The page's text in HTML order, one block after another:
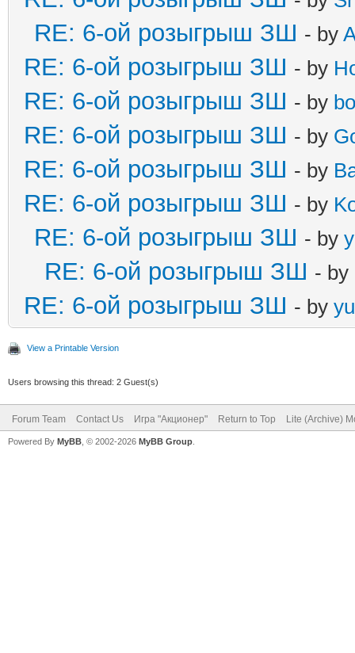
RE: 6-ой розыгрыш ЗШ - by
RE: 6-ой розыгрыш ЗШ - by
RE: 6-ой розыгрыш ЗШ - by
RE: 6-ой розыгрыш ЗШ - by
RE: 6-ой розыгрыш ЗШ - by
RE: 6-ой розыгрыш ЗШ - by
RE: 6-ой розыгрыш ЗШ - by
RE: 6-ой розыгрыш ЗШ - by
RE: 6-ой розыгрыш ЗШ - by
View a Printable Version
Users browsing this thread: 2 Guest(s)
Forum Team Contact Us Игра "Акционер" Return to Top Lite (Archive)
Powered By MyBB , © 2002-2026 MyBB Group